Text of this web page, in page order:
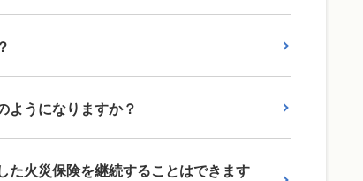
ようになりますか？
た火災保険を継続することはできます